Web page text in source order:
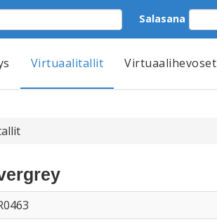
Salasana
Virtuaalitallit Virtuaalihevoset